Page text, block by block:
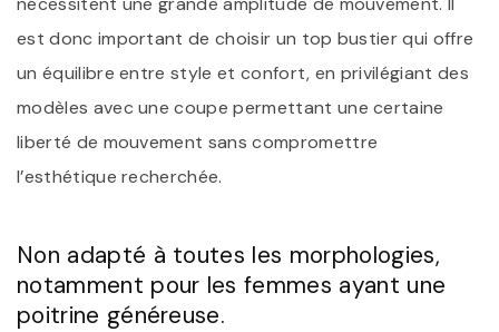
est donc important de choisir un top bustier qui offre
un équilibre entre style et confort, en privilégiant des
modèles avec une coupe permettant une certaine
liberté de mouvement sans compromettre
l’esthétique recherchée.
Non adapté à toutes les morphologies,
notamment pour les femmes ayant une
poitrine généreuse.